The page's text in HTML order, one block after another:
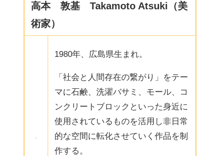
高本 敦基 Takamoto Atsuki（美
術家）
1980年、広島県生まれ。
「社会と人間存在の繋がり」をテー
マに石鹸、洗濯バサミ、モール、コ
ンクリートブロックといった身近に
使用されているものを活用し非日常
的な空間に転化させていく作品を制
作する。